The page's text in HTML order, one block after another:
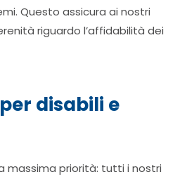
Questo assicura ai nostri
riguardo l’affidabilità dei
disabili e
massima priorità: tutti i nostri